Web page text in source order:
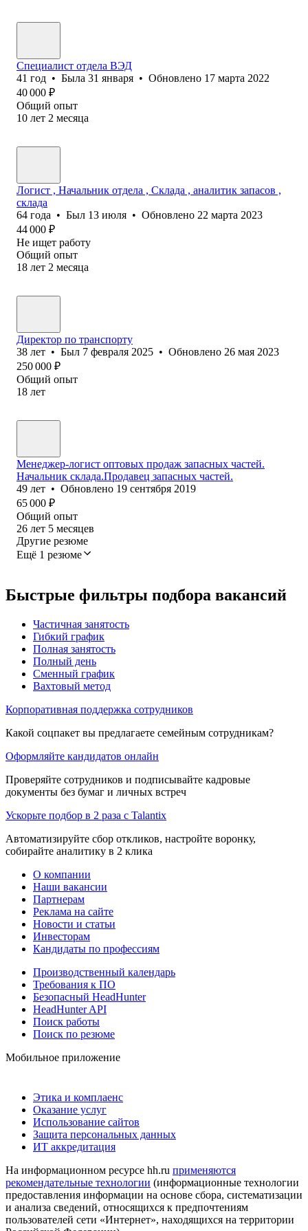
Специалист отдела ВЭД
41 год • Была 31 января • Обновлено 17 марта 2022
40 000 ₽
Общий опыт
10 лет 2 месяца
Логист , Начальник отдела , Склада , аналитик запасов ,
склада
64 года • Был 13 июля • Обновлено 22 марта 2023
44 000 ₽
Не ищет работу
Общий опыт
18 лет 2 месяца
Директор по транспорту
38 лет • Был 7 февраля 2025 • Обновлено 26 мая 2023
250 000 ₽
Общий опыт
18 лет
Менеджер-логист оптовых продаж запасных частей.
Начальник склада.Продавец запасных частей.
49 лет • Обновлено 19 сентября 2019
65 000 ₽
Общий опыт
26 лет 5 месяцев
Другие резюме
Ещё 1 резюме
Быстрые фильтры подбора вакансий
Частичная занятость
Гибкий график
Полная занятость
Полный день
Сменный график
Вахтовый метод
Корпоративная поддержка сотрудников
Какой соцпакет вы предлагаете семейным сотрудникам?
Оформляйте кандидатов онлайн
Проверяйте сотрудников и подписывайте кадровые
документы без бумаг и личных встреч
Ускорьте подбор в 2 раза с Talantix
Автоматизируйте сбор откликов, настройте воронку,
собирайте аналитику в 2 клика
О компании
Наши вакансии
Партнерам
Реклама на сайте
Новости и статьи
Инвесторам
Кандидаты по профессиям
Производственный календарь
Требования к ПО
Безопасный HeadHunter
HeadHunter API
Поиск работы
Поиск по резюме
Мобильное приложение
Этика и комплаенс
Оказание услуг
Использование сайтов
Защита персональных данных
ИТ аккредитация
На информационном ресурсе hh.ru применяются
рекомендательные технологии (информационные технологии
предоставления информации на основе сбора, систематизации
и анализа сведений, относящихся к предпочтениям
пользователей сети «Интернет», находящихся на территории